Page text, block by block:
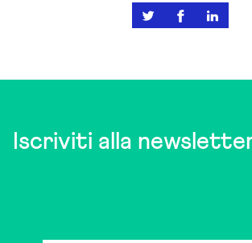
Iscriviti alla